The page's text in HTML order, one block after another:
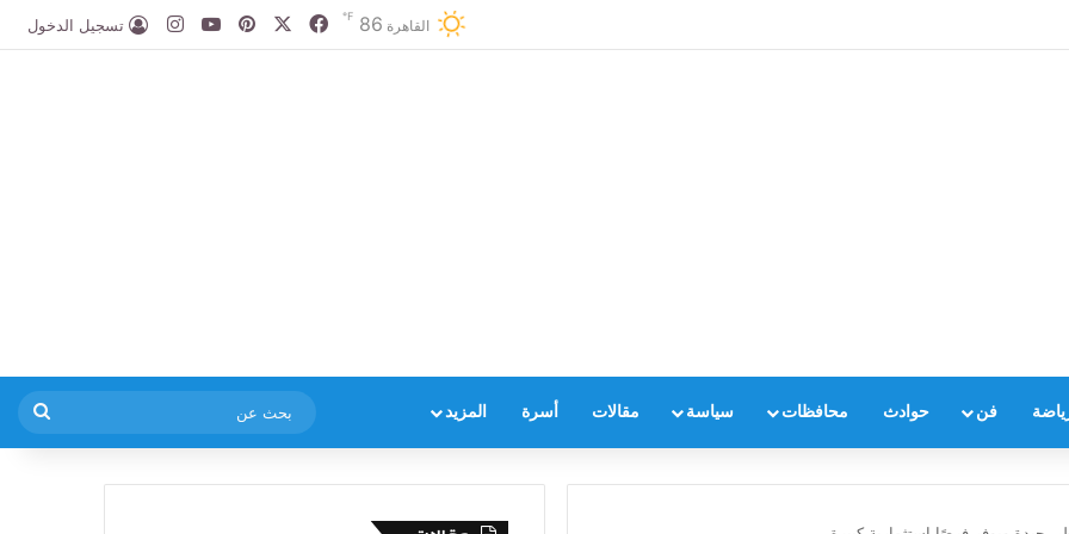
القاهرة 86
℉ فيسبوك بينتيريست‫YouTubeانستقرامتسجيل الدخول
فن حوادث محافظات سياسة مقالات أسرة المزيد
عن